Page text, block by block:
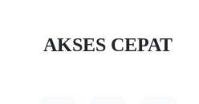
AKSES CEPAT